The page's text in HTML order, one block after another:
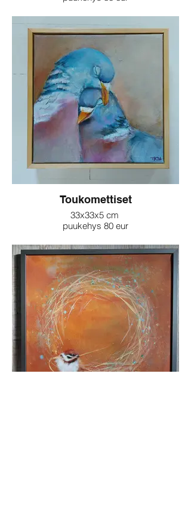
Toukomettiset
33x33x5 cm
puukehys 80 eur